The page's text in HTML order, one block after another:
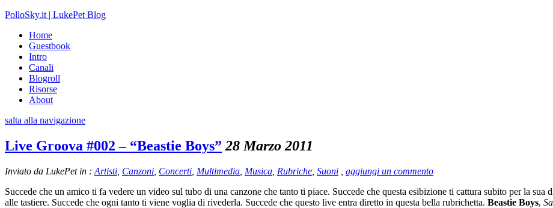
PolloSky.it | LukePet Blog
Home
Guestbook
Intro
Canali
Blogroll
Risorse
About
salta alla navigazione
Live Groova #002 – “Beastie Boys” 28 Marzo 2011
Inviato da LukePet in : Artisti Canzoni Concerti Multimedia Musica Rubriche Suoni
aggiungi un commento
Succede che un amico ti fa vedere un video sul tubo di una canzone che tanto ti piace. Succede che questa esibizione ti cattura subito per la
alle tastiere. Succede che ogni tanto ti viene voglia di rivederla. Succede che questo live entra diretto in questa bella rubrichetta. Beastie Boys,